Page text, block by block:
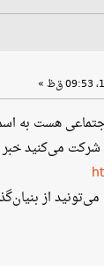
هست به
می‌کنید خبر
از